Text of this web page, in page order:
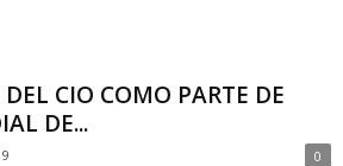
CIO COMO PARTE DE
DE...
0